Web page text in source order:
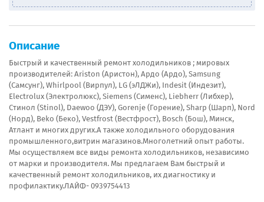
Описание
Быстрый и качественный ремонт холодильников ; мировых
производителей: Ariston (Аристон), Aрдо (Ардо), Samsung
(Самсунг), Whirlpool (Вирпул), LG (эЛДЖи), Indesit (Индезит),
Electrolux (Электролюкс), Siemens (Сименс), Liebherr (Либхер),
Стинол (Stinol), Daewoo (ДЭУ), Gorenje (Горение), Sharp (Шарп), Nord
(Норд), Beko (Беко), Vestfrost (Вестфрост), Bosch (Бош), Минск,
Атлант и многих других.А также холодильного оборудования
промышленного,витрин магазинов.Многолетний опыт работы.
Мы осуществляем все виды ремонта холодильников, независимо
от марки и производителя. Мы предлагаем Вам быстрый и
качественный ремонт холодильников, их диагностику и
профилактику.ЛАЙФ- 0939754413